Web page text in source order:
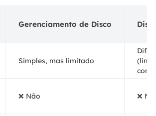
Gerenciamento de Disco
Simples, mas limitado
Difícil
❌ Não ❌